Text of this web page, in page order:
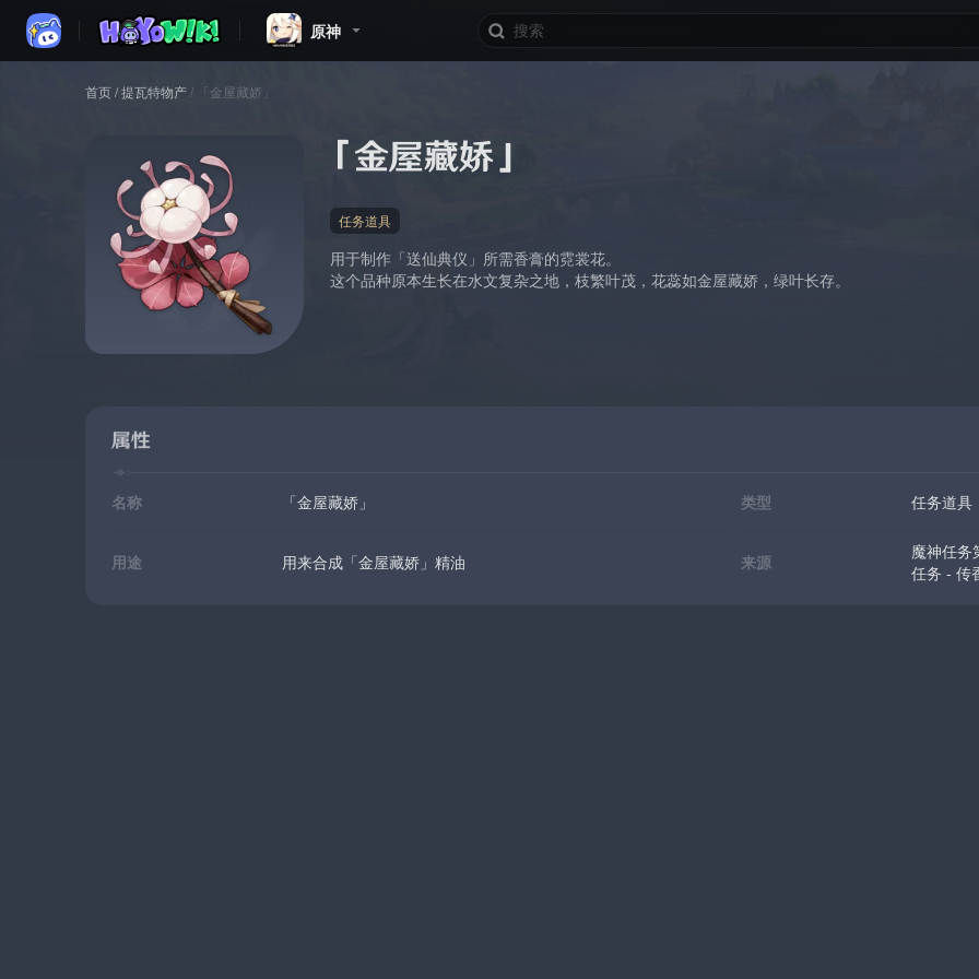
原神
首页/提瓦特物产/ 「金屋藏娇」
「金屋藏娇」
任务道具
用于制作「送仙典仪」所需香膏的霓裳花。
这个品种原本生长在水文复杂之地，枝繁叶茂，花蕊如金屋藏娇，绿叶长存。
属性
名称 「金屋藏娇」 类型 任务道具
用途 用来合成「金屋藏娇」精油 来源
魔神任务
任务 - 传